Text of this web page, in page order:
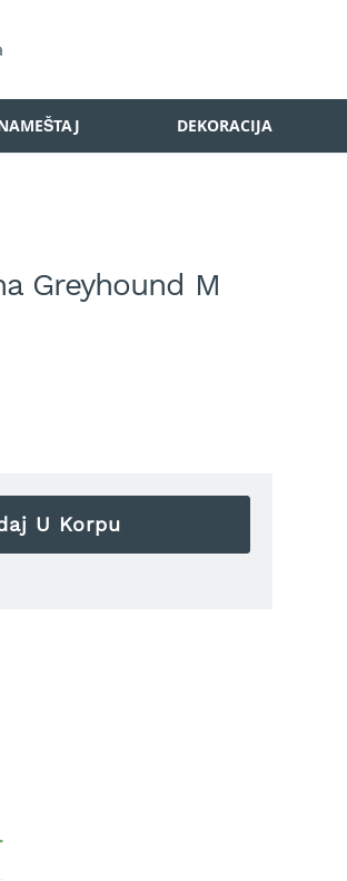
DEKORACIJA
Greyhound M
U Korpu